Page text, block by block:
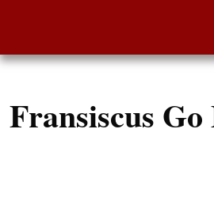
to
Fransiscus